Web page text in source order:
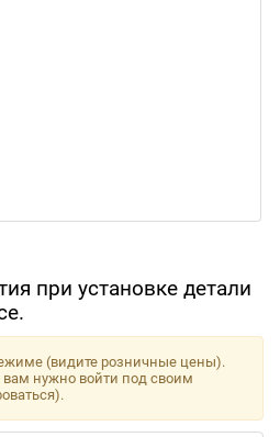
при установке детали
(видите розничные цены).
нужно войти под своим